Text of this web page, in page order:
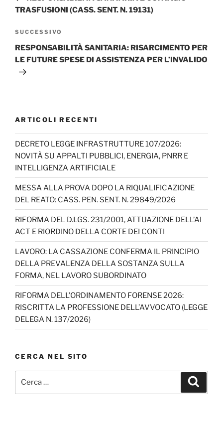
TRASFUSIONI (CASS. SENT. N. 19131)
Articolo
successivo
SUCCESSIVO
RESPONSABILITÀ SANITARIA: RISARCIMENTO PER
LE FUTURE SPESE DI ASSISTENZA PER L’INVALIDO
ARTICOLI RECENTI
DECRETO LEGGE INFRASTRUTTURE 107/2026:
NOVITÀ SU APPALTI PUBBLICI, ENERGIA, PNRR E
INTELLIGENZA ARTIFICIALE
MESSA ALLA PROVA DOPO LA RIQUALIFICAZIONE
DEL REATO: CASS. PEN. SENT. N. 29849/2026
RIFORMA DEL D.LGS. 231/2001, ATTUAZIONE DELL’AI
ACT E RIORDINO DELLA CORTE DEI CONTI
LAVORO: LA CASSAZIONE CONFERMA IL PRINCIPIO
DELLA PREVALENZA DELLA SOSTANZA SULLA
FORMA, NEL LAVORO SUBORDINATO
RIFORMA DELL’ORDINAMENTO FORENSE 2026:
RISCRITTA LA PROFESSIONE DELL’AVVOCATO (LEGGE
DELEGA N. 137/2026)
CERCA NEL SITO